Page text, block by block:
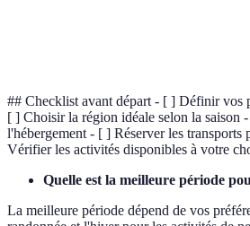
## Checklist avant départ - [ ] Définir vos
[ ] Choisir la région idéale selon la saison
l'hébergement - [ ] Réserver les transports
Vérifier les activités disponibles à votre
Quelle est la meilleure période
La meilleure période dépend de vos